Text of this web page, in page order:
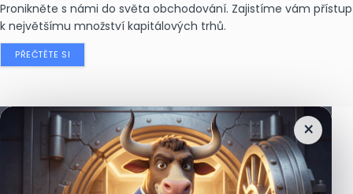
Pronikněte s námi do světa obchodování. Zajistíme vám přístup
k největšímu množství kapitálových trhů.
PŘEČTĚTE SI
×
Nejčtenějšízprávy